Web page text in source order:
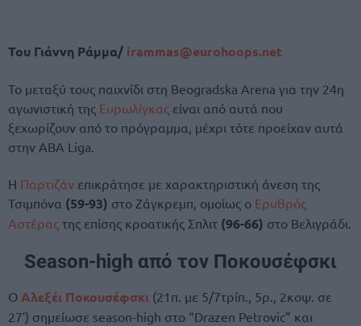
Του Γιάννη Ράμμα/ irammas@eurohoops.net
Το μεταξύ τους παιχνίδι στη Beogradska Arena για την 24η
αγωνιστική της Ευρωλίγκας είναι από αυτά που
ξεχωρίζουν από το πρόγραμμα, μέχρι τότε προείχαν αυτά
στην ABA Liga.
Η Παρτιζάν επικράτησε με χαρακτηριστική άνεση της
Τσιμπόνα (59-93) στο Ζάγκρεμπ, ομοίως ο Ερυθρός
Αστέρας της επίσης κροατικής Σπλιτ (96-66) στο Βελιγράδι.
Season-high από τον Ποκουσέφσκι
Ο Αλεξέι Ποκουσέφσκι (21π. με 5/7τρίπ., 5ρ., 2κοψ. σε
27′) σημείωσε season-high στο “Drazen Petrovic” και